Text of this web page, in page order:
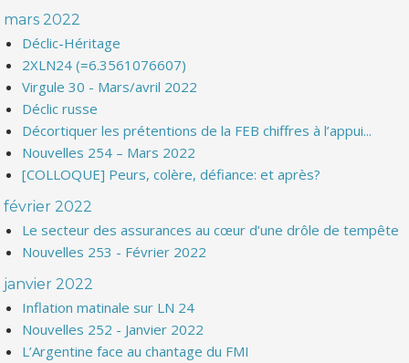
mars 2022
Déclic-Héritage
2XLN24 (=6.3561076607)
Virgule 30 - Mars/avril 2022
Déclic russe
Décortiquer les prétentions de la FEB chiffres à l’appui...
Nouvelles 254 – Mars 2022
[COLLOQUE] Peurs, colère, défiance: et après?
février 2022
Le secteur des assurances au cœur d’une drôle de tempête
Nouvelles 253 - Février 2022
janvier 2022
Inflation matinale sur LN 24
Nouvelles 252 - Janvier 2022
L’Argentine face au chantage du FMI